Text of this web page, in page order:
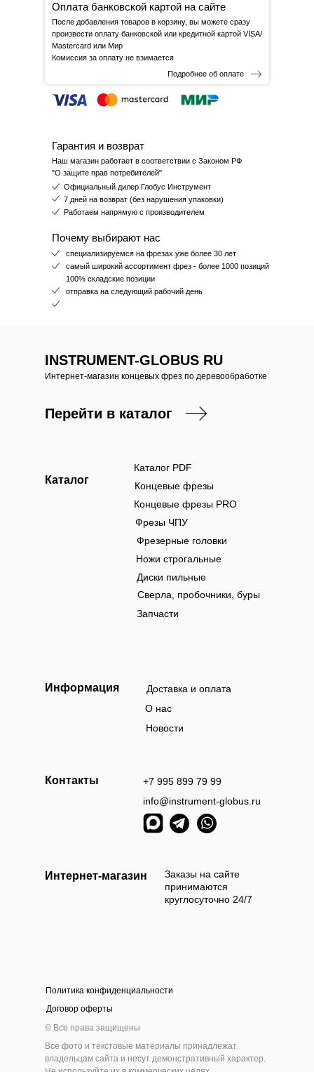
наличными
и самостоятельно выбрать и оплатить
товар наличными деньгами в нашем шоу-руме
инструмента
Оплата банковской картой на сайте
После добавления товаров в корзину, вы можете сразу
произвести оплату банковской или кредитной картой VISA/
Mastercard или Мир
Комиссия за оплату не взимается
Подробнее об оплате
Гарантия и возврат
Наш магазин работает в соответствии с Законом РФ
"О защите прав потребителей"
Почему выбирают нас
специализируемся на фрезах уже более 30 лет
самый широкий ассортимент фрез - более 1000 позиций
100% складские позиции
отправка на следующий рабочий день
Официальный дилер Глобус Инструмент
7 дней на возврат (без нарушения упаковки)
Работаем напрямую с производителем
Заказы на сайте
принимаются
круглосуточно 24/7
Каталог
Информация
Контакты
+7 995 899 79 99
info@instrument-globus.ru
Интернет-магазин
Концевые фрезы
Каталог PDF
Концевые фрезы PRO
Фрезы ЧПУ
Фрезерные головки
Ножи строгальные
Диски пильные
Сверла, пробочники, буры
Запчасти
Доставка и оплата
О нас
Новости
INSTRUMENT-GLOBUS RU
© Все права защищены
Политика конфиденциальности
Договор оферты
Интернет-магазин концевых фрез по деревообработке
Перейти в каталог
Все фото и текстовые материалы принадлежат
владельцам сайта и несут демонстративный характер.